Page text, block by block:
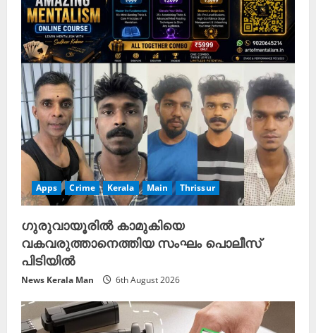
Apps Crime Kerala Main Thrissur
ഗുരുവായൂരിൽ കാമുകിയെ
വകവരുത്താനെത്തിയ സംഘം പൊലീസ്
പിടിയിൽ
News Kerala Man 6th August 2026